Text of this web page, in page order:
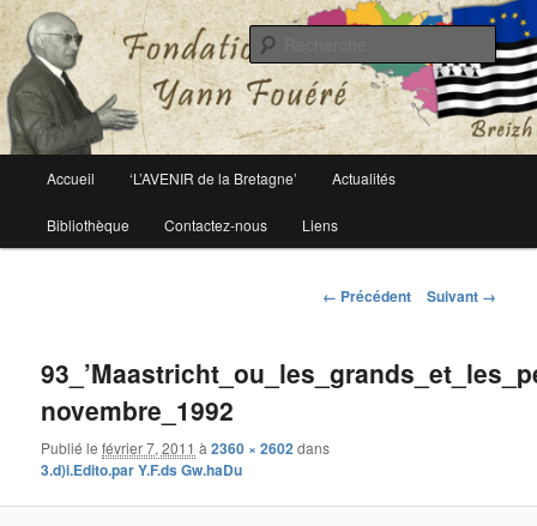
Fondation Yann Fouéré
Le site officiel de la fondation Yann Fouéré
principal
Aller
au
Accueil ‘L’AVENIR de la Bretagne’ Actualités
Bibliothèque Contactez-nous Liens
Navigation
← Précédent Suivant →
novembre_1992
Publié lefévrier 7, 2011 à2360 × 2602 dans
3.d)i.Edito.par Y.F.ds Gw.haDu